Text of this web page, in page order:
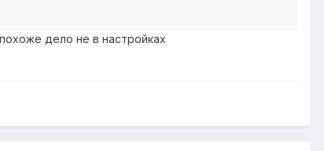
дело не в настройках